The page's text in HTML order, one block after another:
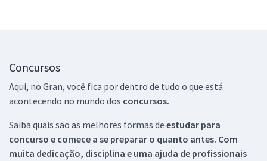
Concursos
Aqui, no Gran, você fica por dentro de tudo o que está
acontecendo no mundo dos concursos.
Saiba quais são as melhores formas de estudar para
concurso e comece a se preparar o quanto antes. Com
muita dedicação, disciplina e uma ajuda de profissionais